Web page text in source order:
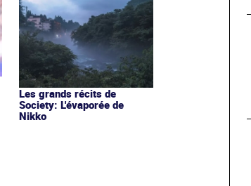
Les grands récits de
Society: L'évaporée de
Nikko